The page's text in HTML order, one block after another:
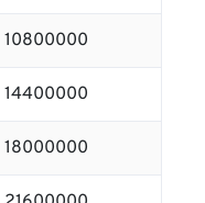
10800000
14400000
18000000